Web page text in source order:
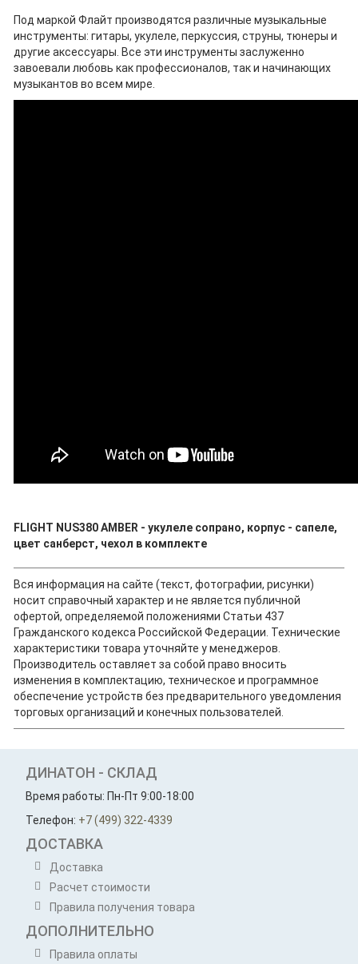
Под маркой Флайт производятся различные музыкальные
инструменты: гитары, укулеле, перкуссия, струны, тюнеры и
другие аксессуары. Все эти инструменты заслуженно
завоевали любовь как профессионалов, так и начинающих
музыкантов во всем мире.
FLIGHT NUS380 AMBER - укулеле сопрано, корпус - сапеле,
цвет санберст, чехол в комплекте
Вся информация на сайте (текст, фотографии, рисунки)
носит справочный характер и не является публичной
офертой, определяемой положениями Статьи 437
Гражданского кодекса Российской Федерации. Технические
характеристики товара уточняйте у менеджеров.
Производитель оставляет за собой право вносить
изменения в комплектацию, техническое и программное
обеспечение устройств без предварительного уведомления
торговых организаций и конечных пользователей.
ДИНАТОН - СКЛАД
Время работы: Пн-Пт 9:00-18:00
Телефон: +7 (499) 322-4339
ДОСТАВКА
Доставка
Расчет стоимости
Правила получения товара
ДОПОЛНИТЕЛЬНО
Правила оплаты